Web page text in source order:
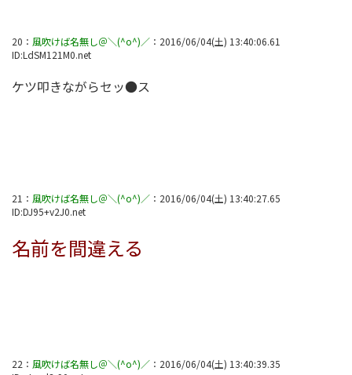
20 ： 風吹けば名無し＠＼(^o^)／ ： 2016/06/04(土) 13:40:06.61
ID:LdSM121M0.net
ケツ叩きながらセッ●ス
21 ： 風吹けば名無し＠＼(^o^)／ ： 2016/06/04(土) 13:40:27.65
ID:DJ95+v2J0.net
名前を間違える
22 ： 風吹けば名無し＠＼(^o^)／ ： 2016/06/04(土) 13:40:39.35